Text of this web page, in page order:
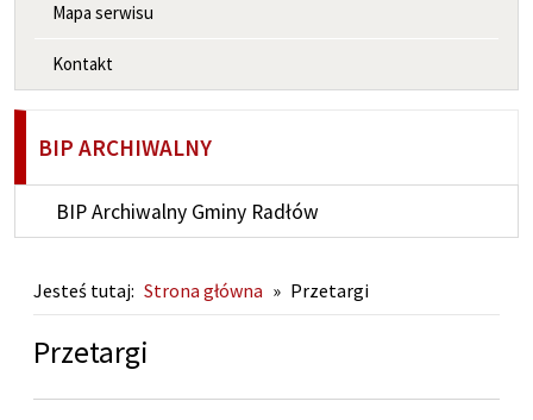
Mapa serwisu
Kontakt
BIP ARCHIWALNY
BIP Archiwalny Gminy Radłów
Jesteś tutaj: Strona główna » Przetargi
Przetargi